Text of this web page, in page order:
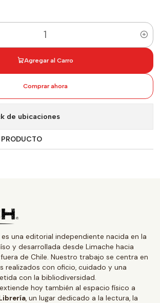
Agregar al Carro
Comprar ahora
de ubicaciones
es una editorial independiente nacida en la
y desarrollada desde Limache hacia
de Chile. Nuestro trabajo se centra en
realizados con oficio, cuidado y una
con la bibliodiversidad.
hoy también al espacio físico a
, un lugar dedicado a la lectura, la